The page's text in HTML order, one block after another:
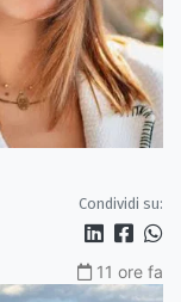
Condividi su:
11 ore fa